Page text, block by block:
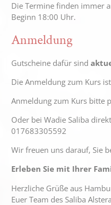
Die Termine finden immer
Beginn 18:00 Uhr.
Anmeldung
Gutscheine dafür sind
Die Anmeldung zum Kurs
Anmeldung zum Kurs bitte
Oder bei Wadie Saliba
017683305592
Wir freuen uns darauf, Sie
Erleben Sie mit Ihrer
Herzliche Grüße aus
Euer Team des Saliba